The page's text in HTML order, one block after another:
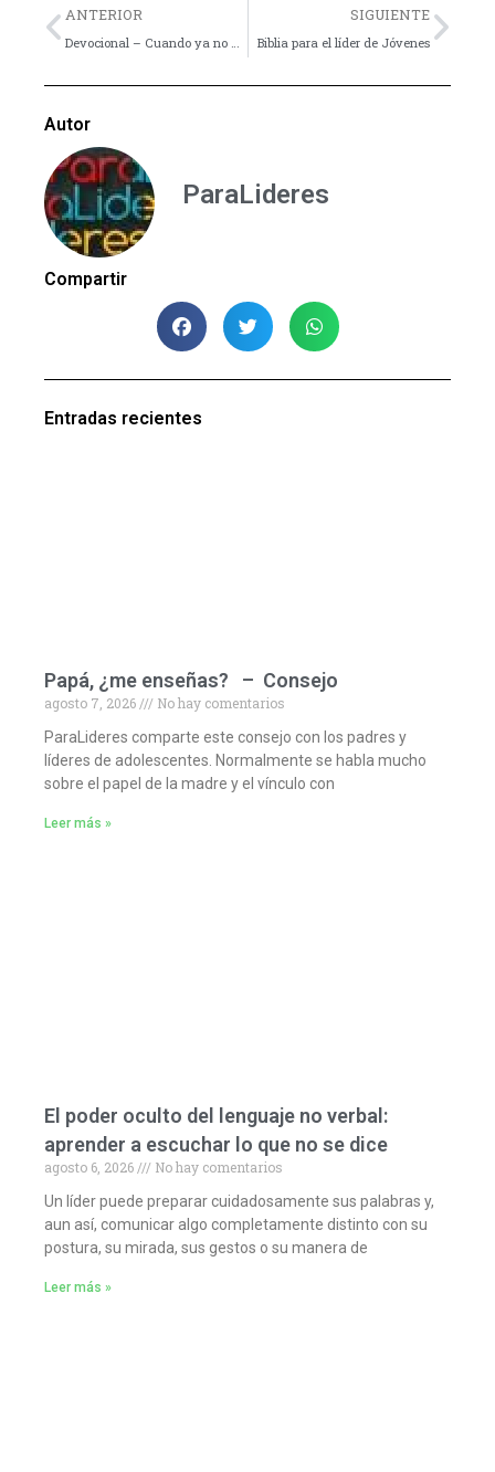
Previo
ANTERIOR
Devocional – Cuando ya no hay fuerzas
SIGUIENTE
Biblia para el líder de Jóvenes
Autor
ParaLideres
Compartir
Entradas recientes
Papá, ¿me enseñas? – Consejo
agosto 7, 2026
No hay comentarios
ParaLideres comparte este consejo con los padres y
líderes de adolescentes. Normalmente se habla mucho
sobre el papel de la madre y el vínculo con
Leer más »
El poder oculto del lenguaje no verbal:
aprender a escuchar lo que no se dice
agosto 6, 2026
No hay comentarios
Un líder puede preparar cuidadosamente sus palabras y,
aun así, comunicar algo completamente distinto con su
postura, su mirada, sus gestos o su manera de
Leer más »